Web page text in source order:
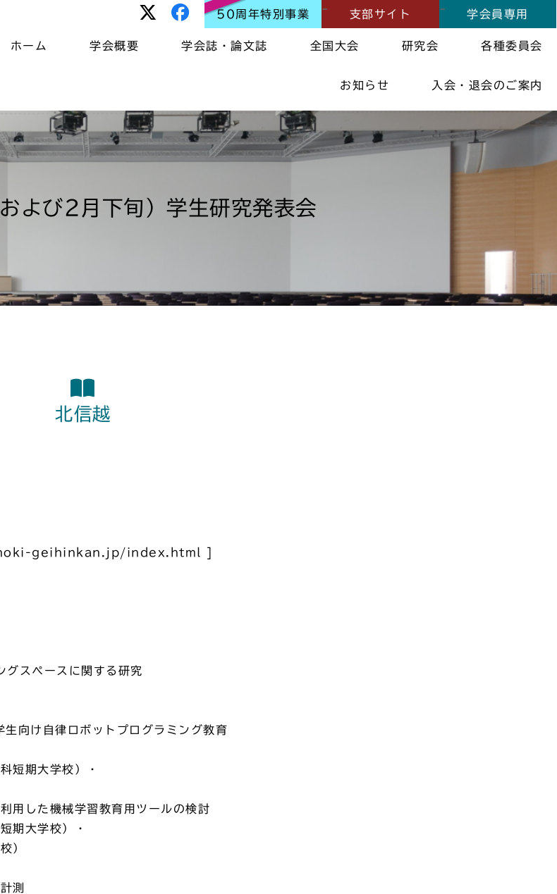
50周年特別事業 支部サイト 学会員専用
ホーム 学会概要 学会誌・論文誌 全国大会 研究会 各種委員会
お知らせ 入会・退会のご案内
び2月下旬）学生研究発表会
北信越
geihinkan.jp/index.html ]
スペースに関する研究
け自律ロボットプログラミング教育
短期大学校）・
した機械学習教育用ツールの検討
期大学校）・
）
測